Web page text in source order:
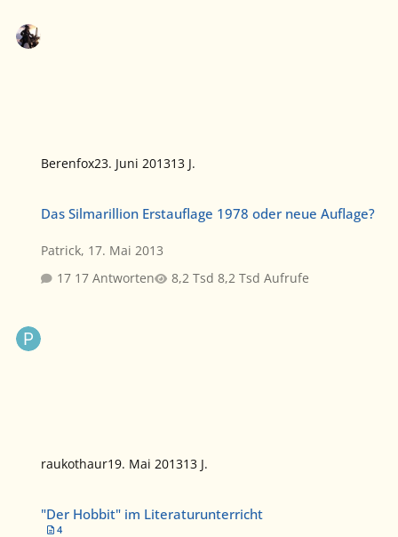
Berenfox23. Juni 201313 J.
Das Silmarillion Erstauflage 1978 oder neue Auflage?
Patrick, 17. Mai 2013
17 Antworten
8,2 Tsd Aufrufe
raukothaur19. Mai 201313 J.
"Der Hobbit" im Literaturunterricht
4